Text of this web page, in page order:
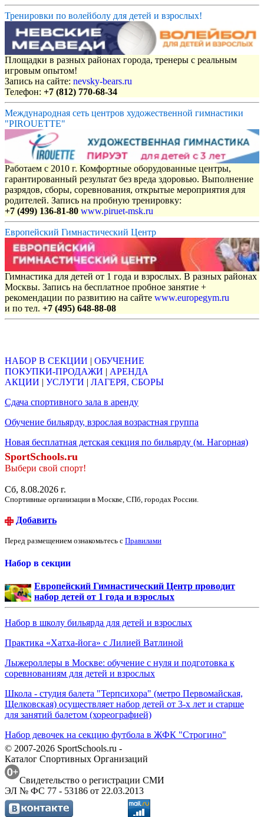
Тренировки по волейболу для детей и взрослых!
Площадки в разных районах города, тренеры с реальным
игровым опытом!
Запись на сайте: nevsky-bears.ru
Телефон: +7 (812) 770-68-34
Международная сеть центров художественной гимнастики
"PIROUETTE"
Работаем с 2010 г. Комфортные оборудованные центры,
гарантированный результат без вреда здоровью. Выполнение
разрядов, сборы, соревнования, открытые мероприятия для
родителей. Запись на пробную тренировку:
+7 (499) 136-81-80 www.piruet-msk.ru
Европейский Гимнастический Центр
Гимнастика для детей от 1 года и взрослых. В разных районах
Москвы. Запись на бесплатное пробное занятие +
рекомендации по развитию на сайте www.europegym.ru
и по тел. +7 (495) 648-88-08
НАБОР В СЕКЦИИ | ОБУЧЕНИЕ
ПОКУПКИ-ПРОДАЖИ | АРЕНДА
АКЦИИ | УСЛУГИ | ЛАГЕРЯ, СБОРЫ
Сдача спортивного зала в аренду
Обучение бильярду, взрослая возрастная группа
Новая бесплатная детская секция по бильярду (м. Нагорная)
SportSchools.ru
Выбери свой спорт!
Сб, 8.08.2026 г.
Спортивные организации в Москве, СПб, городах России.
Добавить
Перед размещением ознакомьтесь с Правилами
Набор в секции
Европейский Гимнастический Центр проводит
набор детей от 1 года и взрослых
Набор в школу бильярда для детей и взрослых
Практика «Хатха-йога» с Лилией Ватлиной
Лыжероллеры в Москве: обучение с нуля и подготовка к
соревнованиям для детей и взрослых
Школа - студия балета "Терпсихора" (метро Первомайская,
Щелковская) осуществляет набор детей от 3-х лет и старше
для занятий балетом (хореографией)
Набор девочек на секцию футбола в ЖФК "Строгино"
© 2007-2026 SportSchools.ru -
Каталог Спортивных Организаций
Свидетельство о регистрации СМИ
ЭЛ № ФС 77 - 53186 от 22.03.2013